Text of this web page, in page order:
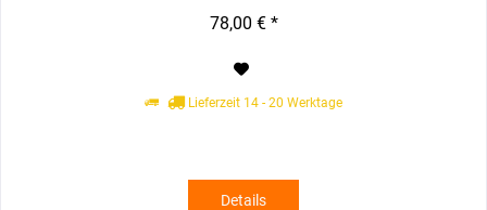
78,00 € *
Lieferzeit 14 - 20 Werktage
Details